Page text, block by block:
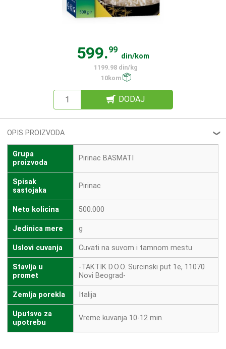
599.99
din/kom
1199.98 din/kg
10kom
DODAJ
OPIS PROIZVODA ❮
Grupa
proizvoda
Pirinac BASMATI
Spisak
sastojaka
Pirinac
Neto kolicina 500.000
Jedinica mere g
Uslovi cuvanja Cuvati na suvom i tamnom mestu
Stavlja u
promet
-TAKTIK D.O.O. Surcinski put 1e, 11070
Novi Beograd-
Zemlja porekla Italija
Uputsvo za
upotrebu
Vreme kuvanja 10-12 min.